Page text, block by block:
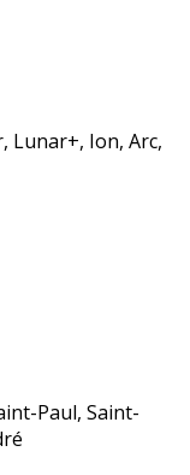
Lunar+, Ion, Arc,
Paul, Saint-